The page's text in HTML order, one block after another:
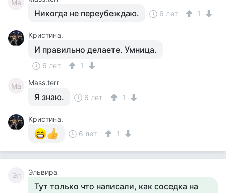
Ma
Никогда не переубеждаю. 6 лет 1
Кристина.
И правильно делаете. Умница.
6 лет 1
Ma Mass.terr
Я знаю. 6 лет 1
Кристина.
6 лет
1
Эл Эльвира
Тут только что написали, как соседка на